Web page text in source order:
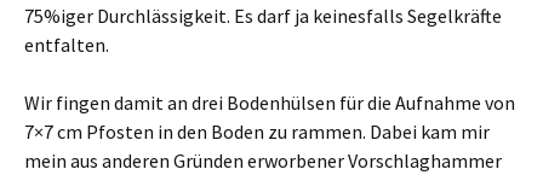
75%iger Durchlässigkeit. Es darf ja keinesfalls Segelkräfte
entfalten.
Wir fingen damit an drei Bodenhülsen für die Aufnahme von
7×7 cm Pfosten in den Boden zu rammen. Dabei kam mir
mein aus anderen Gründen erworbener Vorschlaghammer